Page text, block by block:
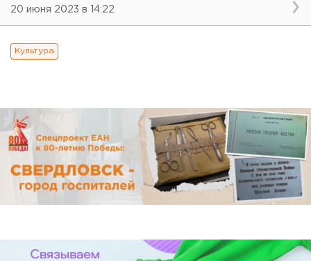
20 июня 2023 в 14:22
Культура